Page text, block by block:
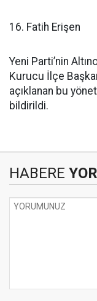
16. Fatih Erişen
Yeni Parti’nin
Kurucu İlçe
açıklanan bu
bildirildi.
HABERE